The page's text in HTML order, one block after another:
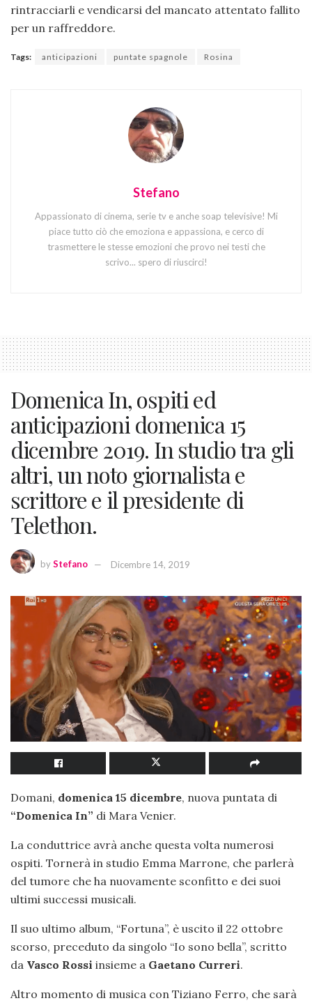
rintracciarli e vendicarsi del mancato attentato fallito
per un raffreddore.
Tags: anticipazioni puntate spagnole Rosina
Stefano
Appassionato di cinema, serie tv e anche soap televisive! Mi
piace tutto ciò che emoziona e appassiona, e cerco di
trasmettere le stesse emozioni che provo nei testi che
scrivo... spero di riuscirci!
Domenica In, ospiti ed
anticipazioni domenica 15
dicembre 2019. In studio tra gli
altri, un noto giornalista e
scrittore e il presidente di
Telethon.
byStefano Dicembre 14, 2019
Domani, domenica 15 dicembre, nuova puntata di
“Domenica In” di Mara Venier.
La conduttrice avrà anche questa volta numerosi
ospiti. Tornerà in studio Emma Marrone, che parlerà
del tumore che ha nuovamente sconfitto e dei suoi
ultimi successi musicali.
Il suo ultimo album, “Fortuna”, è uscito il 22 ottobre
scorso, preceduto da singolo “Io sono bella”, scritto
da Vasco Rossi insieme a Gaetano Curreri.
Altro momento di musica con Tiziano Ferro, che sarà